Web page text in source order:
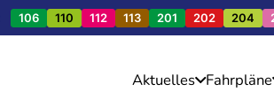
106 110 112 113 201 202 204
Aktuelles Fahrpläne